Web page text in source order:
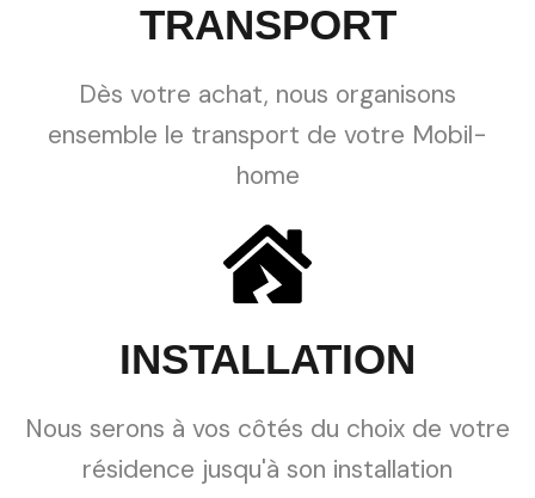
TRANSPORT
Dès votre achat, nous organisons
ensemble le transport de votre Mobil-
home
INSTALLATION
Nous serons à vos côtés du choix de votre
résidence jusqu'à son installation